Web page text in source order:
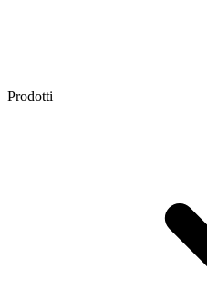
Prodotti